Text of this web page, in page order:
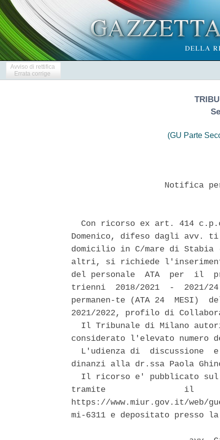
Avviso di rettifica
Errata corrige
(GU Parte
Notifica
Con ricorso ex art. 414
Domenico, difeso dagli avv.
domicilio in C/mare di Stabia
altri, si richiede
del personale  ATA  per  il
trienni  2018/2021  -  2021/
permanen-te (ATA 24
2021/2022, profilo di
Il Tribunale di Milano
considerato l'elevato
L'udienza di  discussione
dinanzi alla dr.ssa Paola
Il ricorso e' pubblicato
tramite                il
https://www.miur.gov.it/web/
mi-6311 e depositato presso